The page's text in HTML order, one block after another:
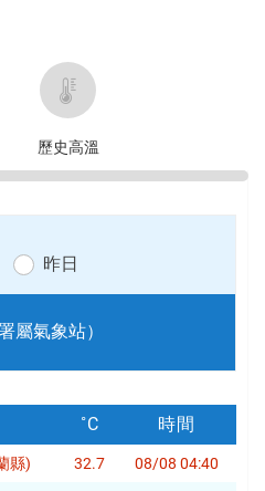
歷
史
溫
歷史高溫
昨日
屬氣象站）
時間
縣) 32.7 08/08 04:40